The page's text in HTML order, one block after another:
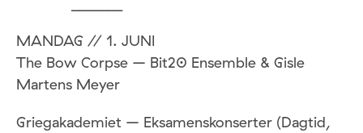
MANDAG // 1. JUNI
The Bow Corpse – Bit20 Ensemble & Gisle
Martens Meyer
Griegakademiet – Eksamenskonserter (Dagtid,